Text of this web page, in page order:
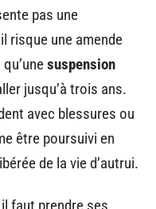
pas une
risque une amende
suspension
jusqu’à trois ans.
avec blessures ou
être poursuivi en
de la vie d’autrui.